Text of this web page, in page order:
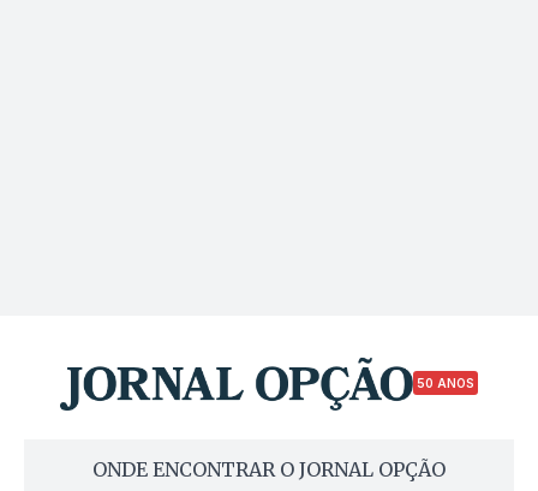
50 ANOS
ONDE ENCONTRAR O JORNAL OPÇÃO